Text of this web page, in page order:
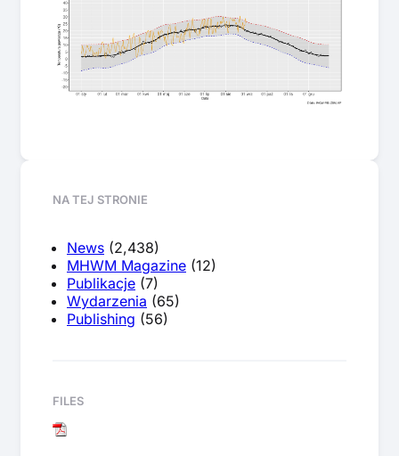
NA TEJ STRONIE
News (2,438)
MHWM Magazine (12)
Publikacje (7)
Wydarzenia (65)
Publishing (56)
FILES